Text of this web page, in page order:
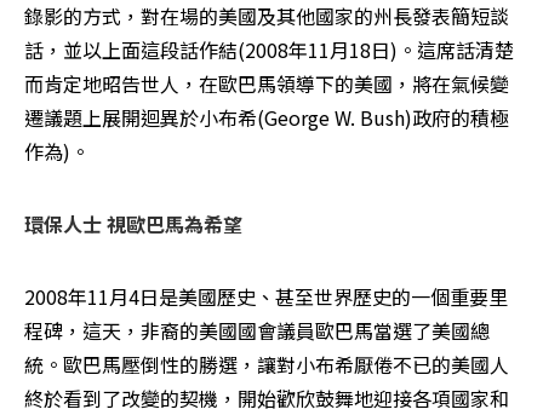
錄影的方式，對在場的美國及其他國家的州長發表簡短談
話，並以上面這段話作結(2008年11月18日)。這席話清楚
而肯定地昭告世人，在歐巴馬領導下的美國，將在氣候變
遷議題上展開迴異於小布希(George W. Bush)政府的積極
作為)。
環保人士 視歐巴馬為希望
2008年11月4日是美國歷史、甚至世界歷史的一個重要里
程碑，這天，非裔的美國國會議員歐巴馬當選了美國總
統。歐巴馬壓倒性的勝選，讓對小布希厭倦不已的美國人
終於看到了改變的契機，開始歡欣鼓舞地迎接各項國家和